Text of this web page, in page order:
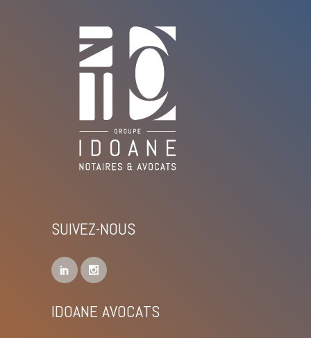
SUIVEZ-NOUS
IDOANE AVOCATS